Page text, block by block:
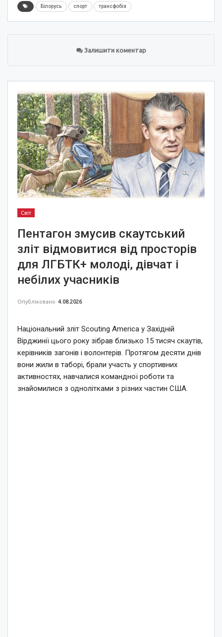
Білорусь спорт трансфобія
Залишити коментар
Світ
Пентагон змусив скаутський
зліт відмовитися від просторів
для ЛГБТК+ молоді, дівчат і
небілих учасників
Опубліковано 4.08.2026
Національний зліт Scouting America у Західній
Вірджинії цього року зібрав близько 15 тисяч скаутів,
керівників загонів і волонтерів. Протягом десяти днів
вони жили в таборі, брали участь у спортивних
активностях, навчалися командної роботи та
знайомилися з однолітками з різних частин США.